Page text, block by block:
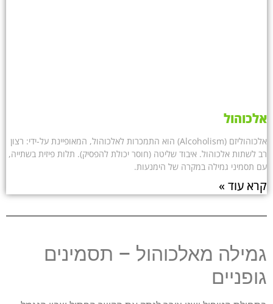
אלכוהול
אלכוהוליזם (Alcoholism) הוא התמכרות לאלכוהול, המאופיינת על-ידי: רצון
רב לשתות אלכוהול. איבוד שליטה (חוסר יכולת להפסיק). תלות פיזית בשתייה,
עם תסמיני גמילה במקרה של הימנעות.
קרא עוד »
גמילה מאלכוהול – תסמינים
גופניים